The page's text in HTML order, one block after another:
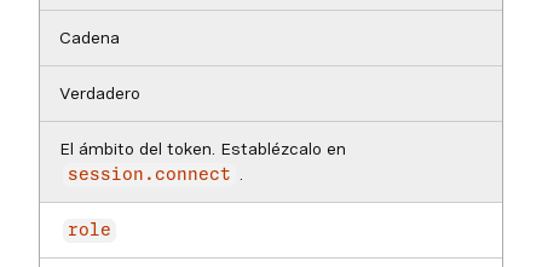
Cadena
Verdadero
El ámbito del token. Establézcalo en
session.connect
role